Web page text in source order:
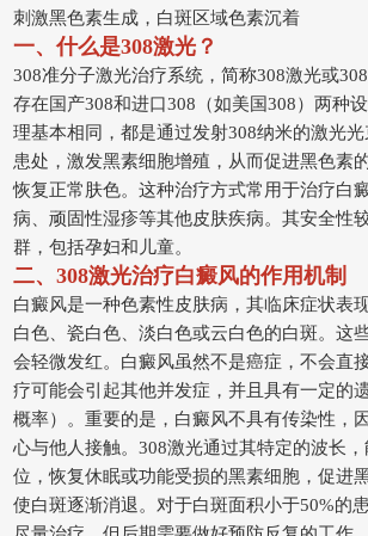
刺激黑色素生成，白斑区域色素沉着
一、什么是308激光？
308准分子激光治疗系统，简称308激光或
存在国产308和进口308（如美国308）两种
理基本相同，都是通过发射308纳米的激光
患处，激发黑素细胞增殖，从而促进黑色素
恢复正常肤色。这种治疗方式常用于治疗白
病、顽固性湿疹等其他皮肤疾病。其安全性
群，包括孕妇和儿童。
二、308激光治疗白癜风的作用机制
白癜风是一种色素性皮肤病，其临床症状表
白色、瓷白色、淡白色或云白色的白斑。这
会轻微发红。白癜风虽然不是癌症，不会直
疗可能会引起其他并发症，并且具有一定的
概率）。重要的是，白癜风不具有传染性，
心与他人接触。308激光通过其特定的波长
位，恢复休眠或功能受损的黑素细胞，促进
使白斑逐渐消退。对于白斑面积小于50%的